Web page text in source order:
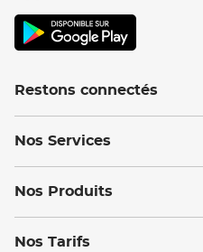
Restons connectés
Nos Services
Nos Produits
Nos Tarifs